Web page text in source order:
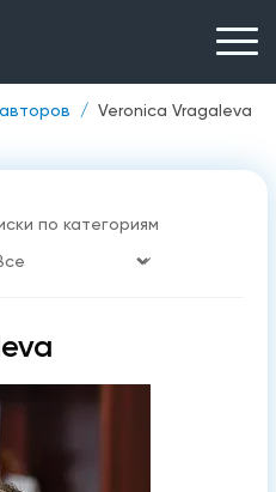
Veronica Vragaleva
по категориям